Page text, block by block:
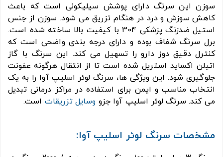
سوزن این سرنگ دارای پوشش سیلیکونی است که باعث
کاهش سوزش و درد در هنگام تزریق می شود. سوزن از جنس
استیل ضدزنگ پزشکی 304 با کیفیت بالا ساخته شده است.
برل سرنگ شفاف بوده و دارای درجه بندی واضحی است که
کنترل دقیق دوز دارو را تسهیل می کند. این سرنگ با گاز
اتیلن اکساید استریل شده است تا از انتقال هرگونه عفونت
جلوگیری شود. این ویژگی ها، سرنگ لوئر اسلیپ آوا را به یک
انتخاب مناسب و ایمن برای استفاده در مراکز درمانی تبدیل
می کند. سرنگ لوئر اسلیپ آوا جزو وسایل تزریقات است.
مشخصات سرنگ لوئر اسلیپ آوا: